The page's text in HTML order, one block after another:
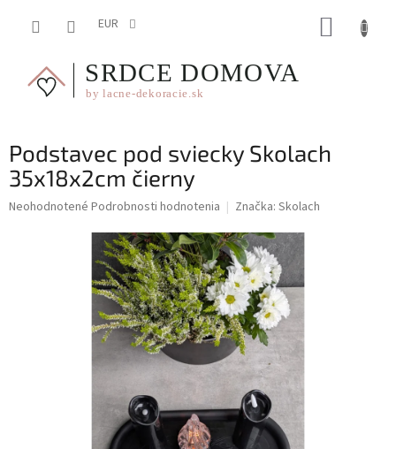
EUR
Podstavec pod sviecky Skolach
35x18x2cm čierny
Priemerné
Neohodnotené Podrobnosti hodnotenia Značka: Skolach